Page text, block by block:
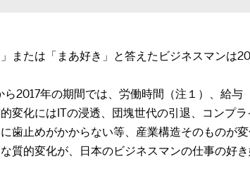
または「まあ好き」と答えたビジネスマン
2017年の期間では、労働時間（注１）、給
変化にはITの浸透、団塊世代の引退、コンプ
歯止めがかからない等、産業構造そのものが
質的変化が、日本のビジネスマンの仕事の好